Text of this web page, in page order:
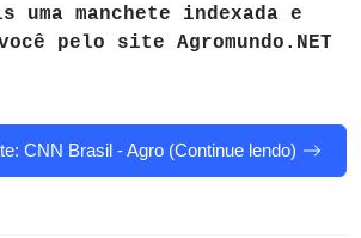
uma manchete indexada e
pelo site Agromundo.NET
CNN Brasil - Agro (Continue lendo)